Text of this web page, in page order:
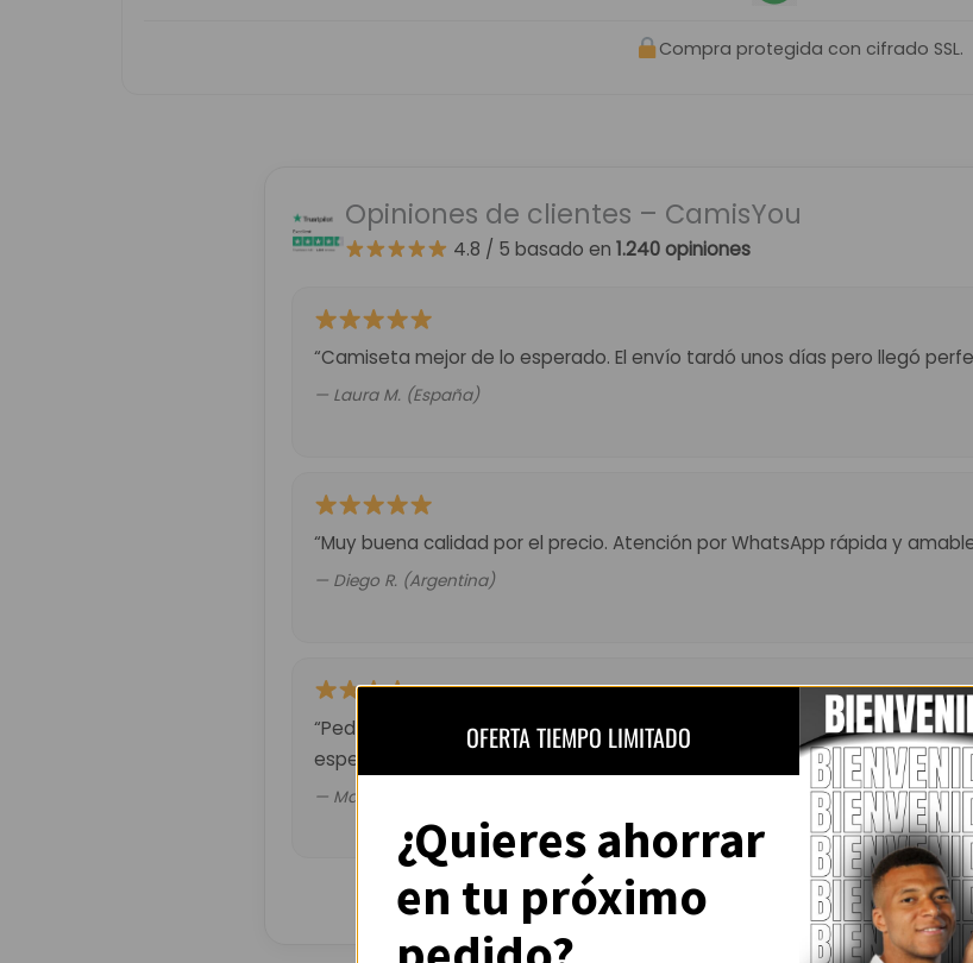
Compra protegida con cifrado SSL.
Opiniones de clientes – CamisYou
4.8 / 5 basado en 1.240 opiniones
“Camiseta mejor de lo esperado. El envío tardó unos días pero llegó
— Laura M. (España)
“Muy buena calidad por el precio. Atención por WhatsApp rápida y
— Diego R. (Argentina)
“Pedí la del Barça retro. Muy top, colores fuertes y detalles perfectos. El
esperado pero valió la pena.”
— Mateo G. (Chile)
Ver todas las opiniones en
OFERTA TIEMPO LIMITADO
¿Quieres ahorrar
en tu próximo